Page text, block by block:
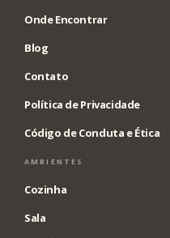
Onde Encontrar
Blog
Contato
Política de Privacidade
Código de Conduta e Ética
AMBIENTES
Cozinha
Sala